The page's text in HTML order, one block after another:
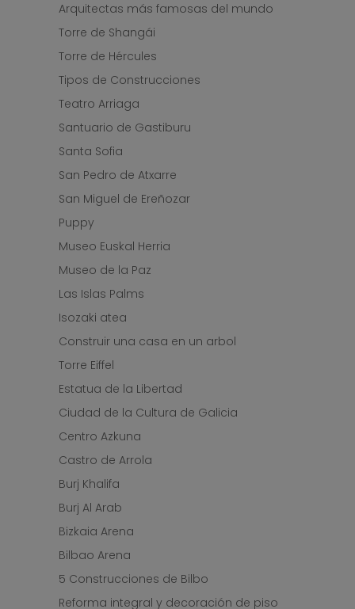
Arquitectas más famosas del mundo
Torre de Shangái
Torre de Hércules
Tipos de Construcciones
Teatro Arriaga
Santuario de Gastiburu
Santa Sofia
San Pedro de Atxarre
San Miguel de Ereñozar
Puppy
Museo Euskal Herria
Museo de la Paz
Las Islas Palms
Isozaki atea
Construir una casa en un arbol
Torre Eiffel
Estatua de la Libertad
Ciudad de la Cultura de Galicia
Centro Azkuna
Castro de Arrola
Burj Khalifa
Burj Al Arab
Bizkaia Arena
Bilbao Arena
5 Construcciones de Bilbo
Reforma integral y decoración de piso